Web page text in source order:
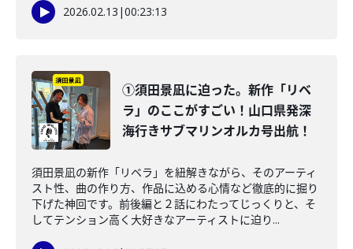
2026.02.13 |00:23:13
①須田景凪に迫った。新作「リベ
ラ」のここがすごい！山口県発深
海行きサブマリンオルカ号出航！
須田景凪の新作「リベラ」を紐解きながら、そのアーティ
スト性、曲の作り方、作品に込める心情など徹底的に掘り
下げた神回です。前後編と２話にわたってじっくりと、そ
してテンション高く大好きなアーティストに迫り...